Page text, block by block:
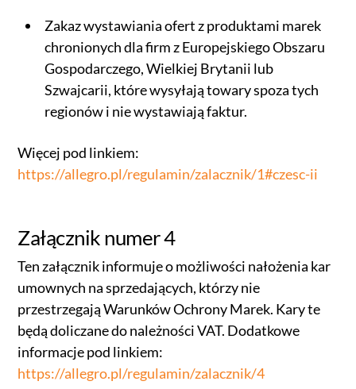
Zakaz wystawiania ofert z produktami marek
chronionych dla firm z Europejskiego Obszaru
Gospodarczego, Wielkiej Brytanii lub
Szwajcarii, które wysyłają towary spoza tych
regionów i nie wystawiają faktur.
Więcej pod linkiem:
https://allegro.pl/regulamin/zalacznik/1#czesc-ii
Załącznik numer 4
Ten załącznik informuje o możliwości nałożenia kar
umownych na sprzedających, którzy nie
przestrzegają Warunków Ochrony Marek. Kary te
będą doliczane do należności VAT. Dodatkowe
informacje pod linkiem:
https://allegro.pl/regulamin/zalacznik/4